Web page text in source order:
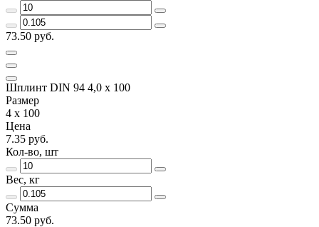
73.50 руб.
Шплинт DIN 94 4,0 х 100
Размер
4 х 100
Цена
7.35 руб.
Кол-во, шт
Вес, кг
Сумма
73.50 руб.